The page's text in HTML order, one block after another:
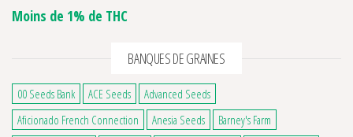
Moins de 1% de THC
BANQUES DE GRAINES
00 Seeds Bank ACE Seeds
Advanced Seeds
Aficionado French Connection
Anesia Seeds
Barney's Farm